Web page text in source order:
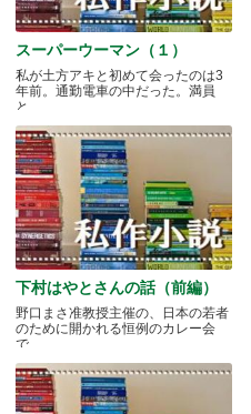
スーパーウーマン（１）
私が土方アキと初めて会ったのは3
年前。通勤電車の中だった。満員
と.....
下村はやとさんの話（前編）
野口まさ准教授主催の、日本の若者
のために開かれる恒例のカレー会
で.....